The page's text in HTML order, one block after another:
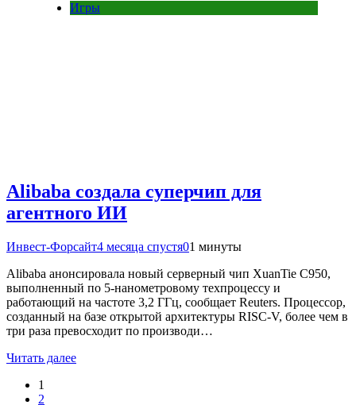
Игры
Alibaba создала суперчип для
агентного ИИ
Инвест-Форсайт4 месяца спустя01 минуты
Alibaba анонсировала новый серверный чип XuanTie C950,
выполненный по 5-нанометровому техпроцессу и
работающий на частоте 3,2 ГГц, сообщает Reuters. Процессор,
созданный на базе открытой архитектуры RISC-V, более чем в
три раза превосходит по производи…
Читать далее
1
2